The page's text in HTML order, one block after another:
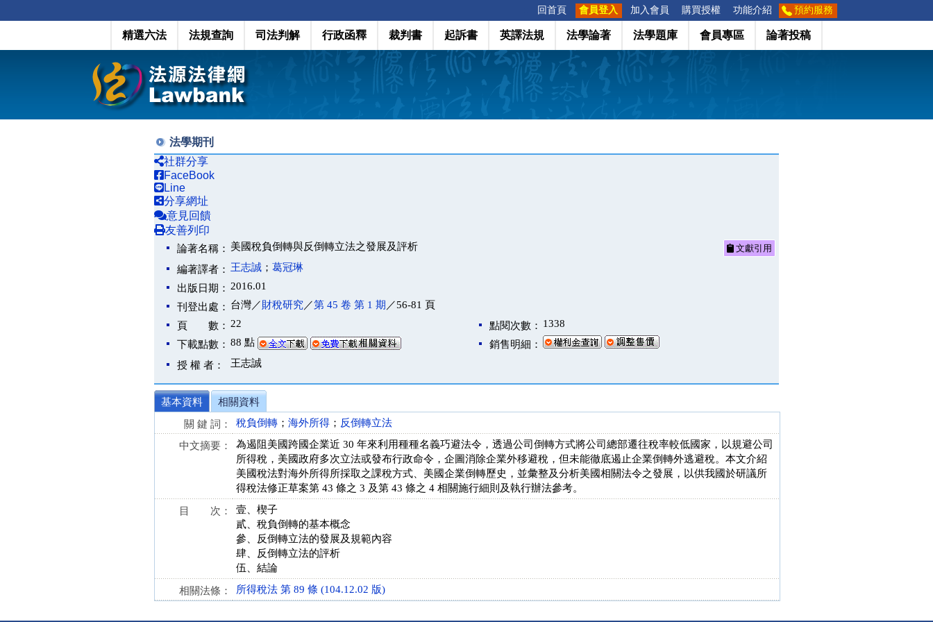
回首頁 會員登入 加入會員 購買授權 功能介紹 預約服務
精選六法 法規查詢 司法判解 行政函釋 裁判書 起訴書 英譯法規 法學論著 法學題庫 會員專區 論著投稿
法學期刊
社群分享
FaceBook
Line
分享網址
意見回饋
友善列印
論著名稱： 美國稅負倒轉與反倒轉立法之發展及評析 文獻引用
編著譯者： 王志誠 ； 葛冠琳
出版日期： 2016.01
刊登出處： 台灣／財稅研究／第 45 卷 第 1 期 ／56-81 頁
頁 數： 22 點閱次數： 1338
下載點數： 88 點
銷售明細：
授 權 者：
王志誠
基本資料
相關資料
關 鍵 詞：
稅負倒轉 ； 海外所得 ； 反倒轉立法
中文摘要：
為遏阻美國跨國企業近 30 年來利用種種名義巧避法令，透過公司倒轉方式將公司總部遷往稅率較低國家，以規避公司
所得稅，美國政府多次立法或發布行政命令，企圖消除企業外移避稅，但未能徹底遏止企業倒轉外逃避稅。本文介紹
美國稅法對海外所得所採取之課稅方式、美國企業倒轉歷史，並彙整及分析美國相關法令之發展，以供我國於研議所
得稅法修正草案第 43 條之 3 及第 43 條之 4 相關施行細則及執行辦法參考。
目 次：
壹、楔子
貳、稅負倒轉的基本概念
參、反倒轉立法的發展及規範內容
肆、反倒轉立法的評析
伍、結論
相關法條： 所得稅法 第 89 條 (104.12.02 版)